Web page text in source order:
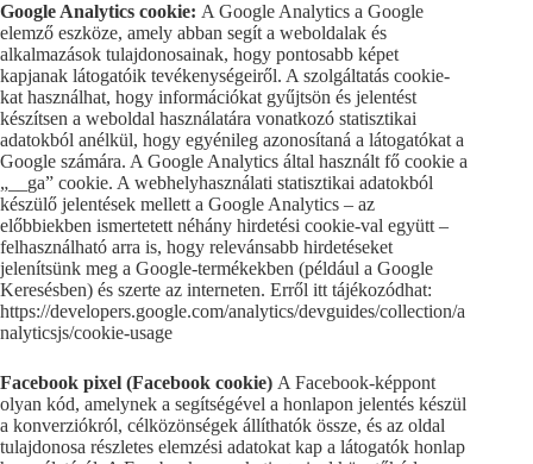
Google Analytics cookie: A Google Analytics a Google
elemző eszköze, amely abban segít a weboldalak és
alkalmazások tulajdonosainak, hogy pontosabb képet
kapjanak látogatóik tevékenységeiről. A szolgáltatás cookie-
kat használhat, hogy információkat gyűjtsön és jelentést
készítsen a weboldal használatára vonatkozó statisztikai
adatokból anélkül, hogy egyénileg azonosítaná a látogatókat a
Google számára. A Google Analytics által használt fő cookie a
„__ga” cookie. A webhelyhasználati statisztikai adatokból
készülő jelentések mellett a Google Analytics – az
előbbiekben ismertetett néhány hirdetési cookie-val együtt –
felhasználható arra is, hogy relevánsabb hirdetéseket
jelenítsünk meg a Google-termékekben (például a Google
Keresésben) és szerte az interneten. Erről itt tájékozódhat:
https://developers.google.com/analytics/devguides/collection/a
nalyticsjs/cookie-usage
Facebook pixel (Facebook cookie) A Facebook-képpont
olyan kód, amelynek a segítségével a honlapon jelentés készül
a konverziókról, célközönségek állíthatók össze, és az oldal
tulajdonosa részletes elemzési adatokat kap a látogatók honlap